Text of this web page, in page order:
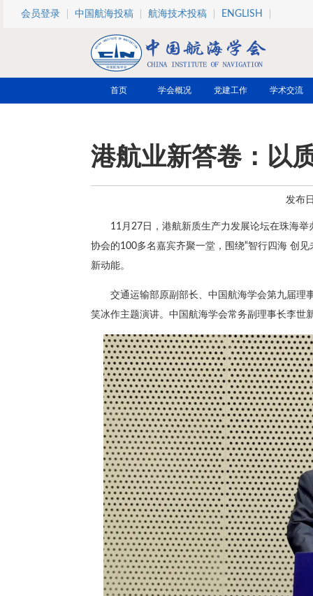
跳转到主要内容
会员登录 中国航海投稿 航海技术投稿 ENGLISH
首页 学会概况 党建工作 学术交流
港航业新答卷：以
发布
11月27日，港航新质生产力发展论坛在珠海
协会的100多名嘉宾齐聚一堂，围绕“智行四海 创
新动能。
交通运输部原副部长、中国航海学会第九届理
笑冰作主题演讲。中国航海学会常务副理事长李世